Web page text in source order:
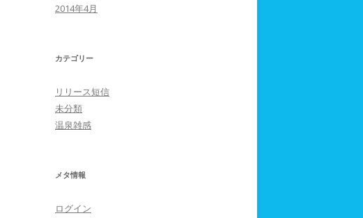
2014年4月
カテゴリー
リリース短信
未分類
温泉雑感
メタ情報
ログイン